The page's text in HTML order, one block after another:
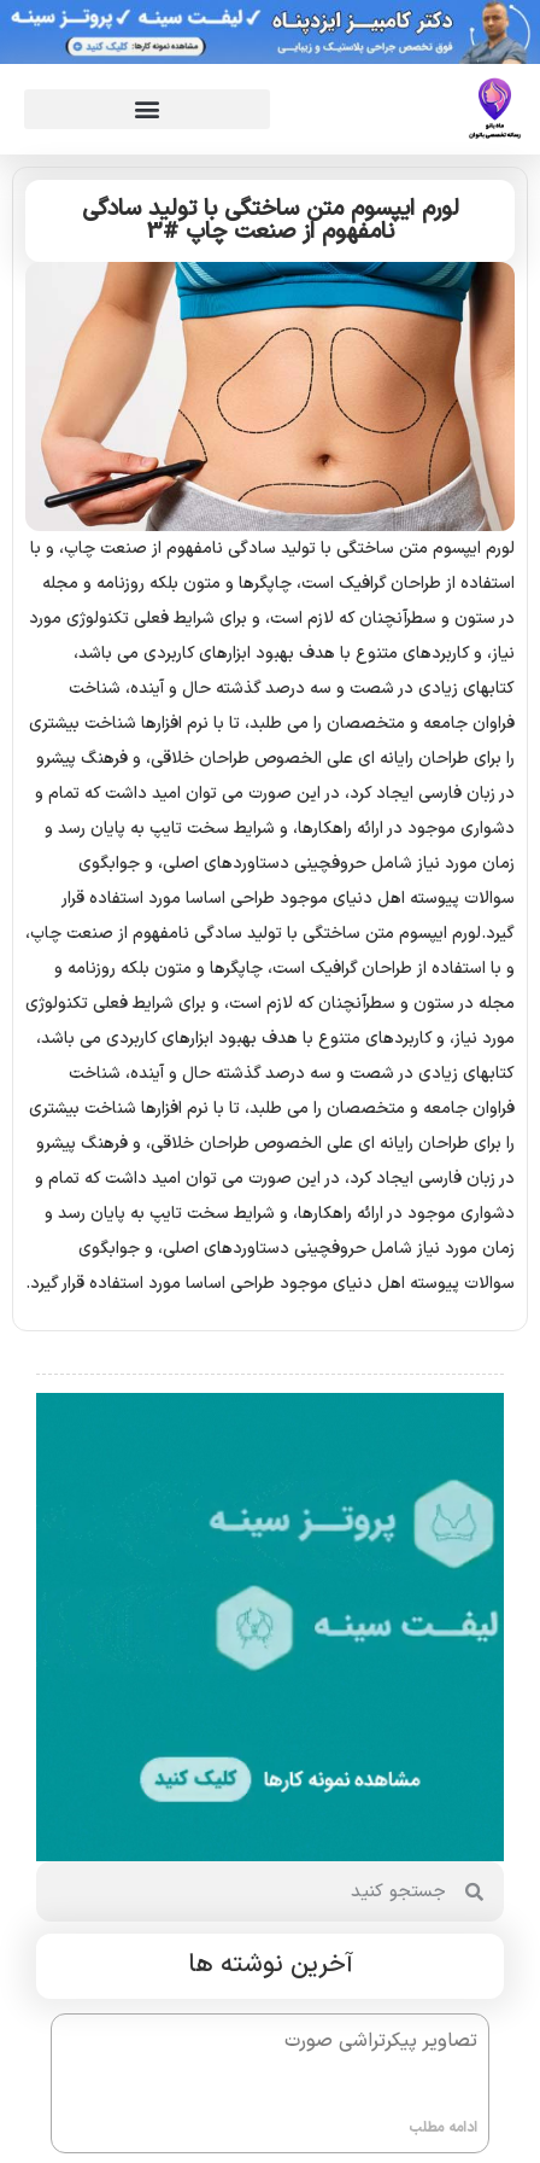
لورم ایپسوم متن ساختگی با تولید سادگی
نامفهوم از صنعت چاپ #3
لورم ایپسوم متن ساختگی با تولید سادگی نامفهوم از صنعت چاپ، و با
استفاده از طراحان گرافیک است، چاپگرها و متون بلکه روزنامه و مجله
در ستون و سطرآنچنان که لازم است، و برای شرایط فعلی تکنولوژی مورد
نیاز، و کاربردهای متنوع با هدف بهبود ابزارهای کاربردی می باشد،
کتابهای زیادی در شصت و سه درصد گذشته حال و آینده، شناخت
فراوان جامعه و متخصصان را می طلبد، تا با نرم افزارها شناخت بیشتری
را برای طراحان رایانه ای علی الخصوص طراحان خلاقی، و فرهنگ پیشرو
در زبان فارسی ایجاد کرد، در این صورت می توان امید داشت که تمام و
دشواری موجود در ارائه راهکارها، و شرایط سخت تایپ به پایان رسد و
زمان مورد نیاز شامل حروفچینی دستاوردهای اصلی، و جوابگوی
سوالات پیوسته اهل دنیای موجود طراحی اساسا مورد استفاده قرار
گیرد.لورم ایپسوم متن ساختگی با تولید سادگی نامفهوم از صنعت چاپ،
و با استفاده از طراحان گرافیک است، چاپگرها و متون بلکه روزنامه و
مجله در ستون و سطرآنچنان که لازم است، و برای شرایط فعلی تکنولوژی
مورد نیاز، و کاربردهای متنوع با هدف بهبود ابزارهای کاربردی می باشد،
کتابهای زیادی در شصت و سه درصد گذشته حال و آینده، شناخت
فراوان جامعه و متخصصان را می طلبد، تا با نرم افزارها شناخت بیشتری
را برای طراحان رایانه ای علی الخصوص طراحان خلاقی، و فرهنگ پیشرو
در زبان فارسی ایجاد کرد، در این صورت می توان امید داشت که تمام و
دشواری موجود در ارائه راهکارها، و شرایط سخت تایپ به پایان رسد و
زمان مورد نیاز شامل حروفچینی دستاوردهای اصلی، و جوابگوی
سوالات پیوسته اهل دنیای موجود طراحی اساسا مورد استفاده قرار گیرد.
آخرین نوشته ها
تصاویر پیکرتراشی صورت
ادامه مطلب